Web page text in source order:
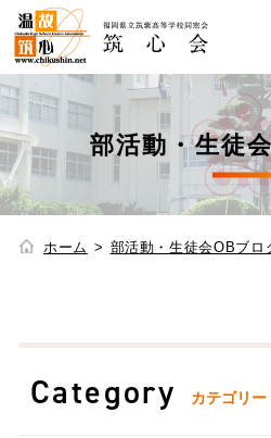
部活動・生徒
ホーム 部活動・生徒会OBブロ
Category カテゴリー